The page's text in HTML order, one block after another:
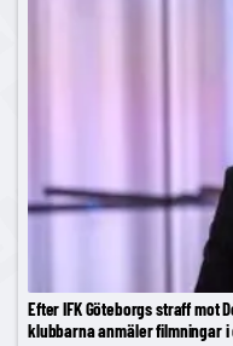
Efter IFK Göteborgs straff mot
klubbarna anmäler filmningar